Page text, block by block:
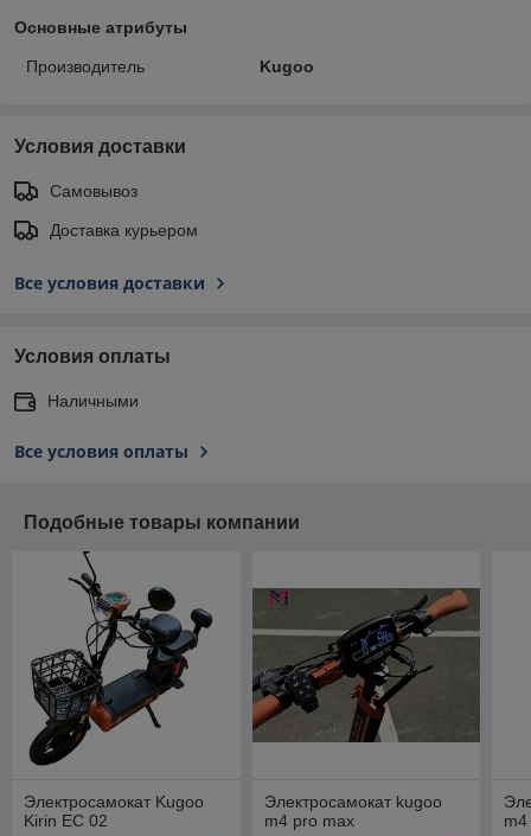
Основные атрибуты
Производитель Kugoo
Условия доставки
Самовывоз
Доставка курьером
Все условия доставки
Условия оплаты
Наличными
Все условия оплаты
Подобные товары компании
Электросамокат Kugoo
Kirin EC 02
Электросамокат kugoo
m4 pro max